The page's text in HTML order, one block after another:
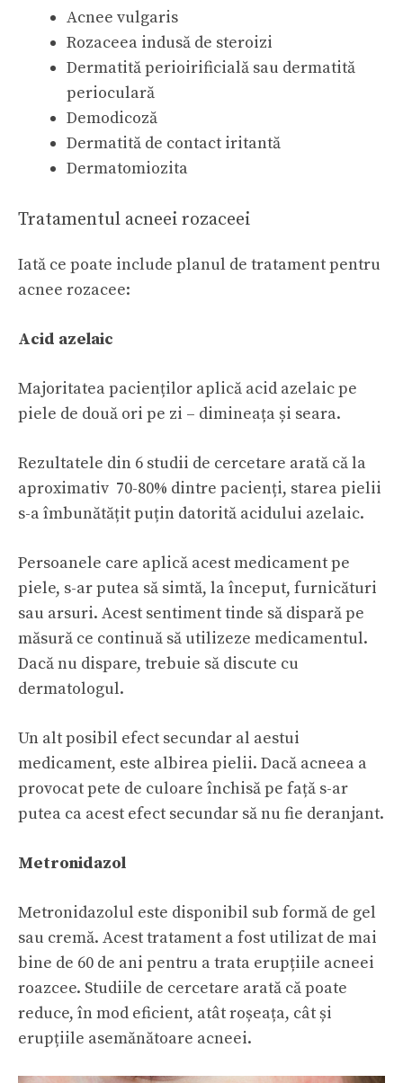
Acnee vulgaris
Rozaceea indusă de steroizi
Dermatită perioirificială sau dermatită
perioculară
Demodicoză
Dermatită de contact iritantă
Dermatomiozita
Tratamentul acneei rozaceei
Iată ce poate include planul de tratament pentru
acnee rozacee:
Acid azelaic
Majoritatea pacienților aplică acid azelaic pe
piele de două ori pe zi – dimineața și seara.
Rezultatele din 6 studii de cercetare arată că la
aproximativ 70-80% dintre pacienți, starea pielii
s-a îmbunătățit puțin datorită acidului azelaic.
Persoanele care aplică acest medicament pe
piele, s-ar putea să simtă, la început, furnicături
sau arsuri. Acest sentiment tinde să dispară pe
măsură ce continuă să utilizeze medicamentul.
Dacă nu dispare, trebuie să discute cu
dermatologul.
Un alt posibil efect secundar al aestui
medicament, este albirea pielii. Dacă acneea a
provocatpete de culoare închisăpe față s-ar
putea ca acest efect secundar să nu fie deranjant.
Metronidazol
Metronidazolul este disponibil sub formă de gel
sau cremă. Acest tratament a fost utilizat de mai
bine de 60 de ani pentru a trata erupțiile acneei
roazcee. Studiile de cercetare arată că poate
reduce, în mod eficient, atât roșeața, cât și
erupțiile asemănătoare acneei.